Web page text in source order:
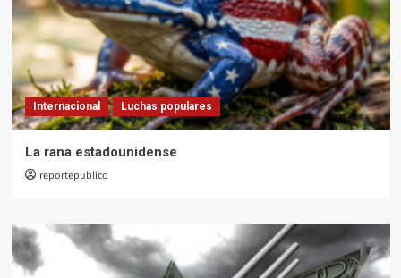
Internacional Luchas populares
La rana estadounidense
reportepublico